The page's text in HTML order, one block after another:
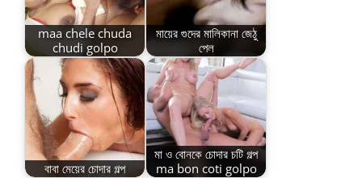
maa chele chuda
chudi golpo
মায়ের গুদের মালিকানা জেঠু
পেল
বাবা মেয়ের চোদার গল্প
মা ও বোনকে চোদার চটি গল্প
ma bon coti golpo